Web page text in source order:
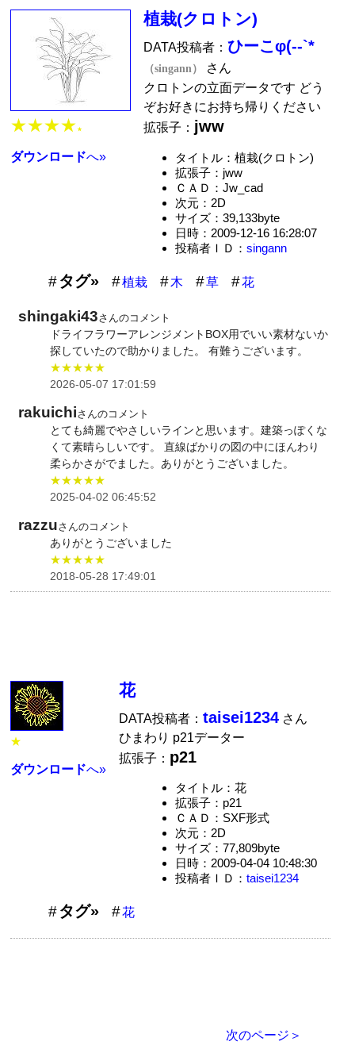
★★★★ ★
ダウンロードへ»
植栽(クロトン)
DATA投稿者： ひーこφ(--`*
（singann）
さん
クロトンの立面データです どう
ぞお好きにお持ち帰りください
拡張子： jww
タイトル：植栽(クロトン)
拡張子：jww
ＣＡＤ：Jw_cad
次元：2D
サイズ：39,133byte
日時：2009-12-16 16:28:07
投稿者ＩＤ： singann
タグ» 植栽 木 草 花
shingaki43さんのコメント
ドライフラワーアレンジメントBOX用でいい素材ないか
探していたので助かりました。 有難うございます。
★★★★★
2026-05-07 17:01:59
rakuichiさんのコメント
とても綺麗でやさしいラインと思います。建築っぽくな
くて素晴らしいです。 直線ばかりの図の中にほんわり
柔らかさがでました。ありがとうございました。
★★★★★
2025-04-02 06:45:52
razzuさんのコメント
ありがとうございました
★★★★★
2018-05-28 17:49:01
★
ダウンロードへ»
花
DATA投稿者：taisei1234 さん
ひまわり p21データー
拡張子： p21
タイトル：花
拡張子：p21
ＣＡＤ：SXF形式
次元：2D
サイズ：77,809byte
日時：2009-04-04 10:48:30
投稿者ＩＤ： taisei1234
タグ» 花
次のページ＞